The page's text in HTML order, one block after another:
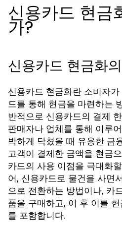
신용카드 현금
가?
신용카드 현금화
신용카드 현금화란 소비자
드를 통해 현금을 마련하는
반적으로 신용카드의 결제
판매자나 업체를 통해 이루
박하게 닥쳤을 때 유용한 금
고객이 결제한 금액을 현금
카드의 사용 이점을 극대화
어, 신용카드로 물건을 사면
으로 전환하는 방법이나, 카
품을 구매하고, 이 후 이를
를 포함합니다.